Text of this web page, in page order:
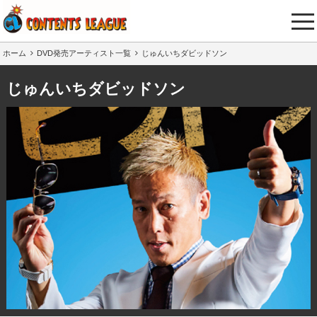
ホーム DVD発売アーティスト一覧 じゅんいちダビッドソン
じゅんいちダビッドソン